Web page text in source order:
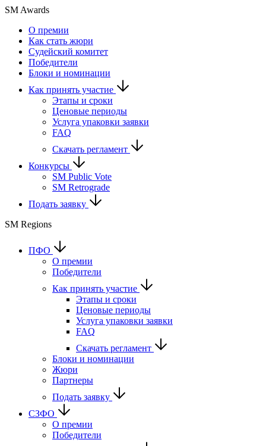
SM Awards
О премии
Как стать жюри
Судейский комитет
Победители
Блоки и номинации
Как принять участие
Этапы и сроки
Ценовые периоды
Услуга упаковки заявки
FAQ
Скачать регламент
Конкурсы
SM Public Vote
SM Retrograde
Подать заявку
SM Regions
ПФО
О премии
Победители
Как принять участие
Этапы и сроки
Ценовые периоды
Услуга упаковки заявки
FAQ
Скачать регламент
Блоки и номинации
Жюри
Партнеры
Подать заявку
СЗФО
О премии
Победители